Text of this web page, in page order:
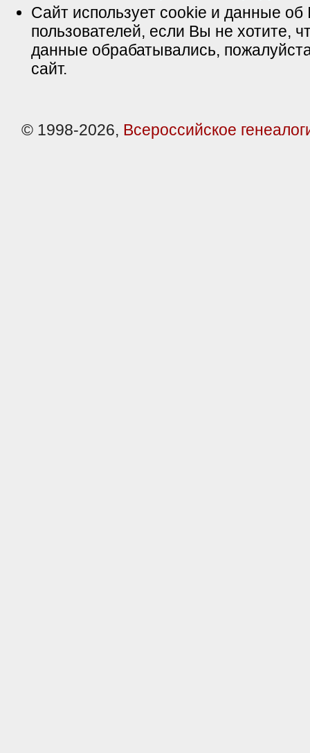
Сайт использует cookie и данные об
пользователей, если Вы не хотите,
данные обрабатывались,
сайт.
© 1998-2026, Всероссийское